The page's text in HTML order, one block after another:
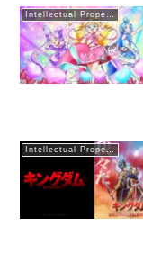
Intellectual Property
Intellectual Property